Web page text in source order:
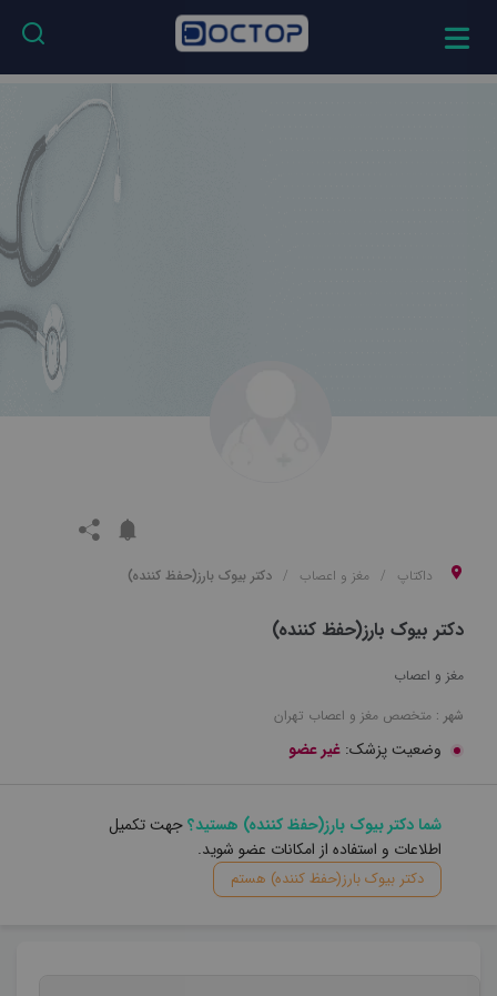
داکتاپ مغز و اعصاب دکتر بیوک بارز(حفظ کننده)
دکتر بیوک بارز(حفظ کننده)
مغز و اعصاب
شهر : متخصص مغز و اعصاب تهران
وضعیت پزشک: غیر عضو
شما دکتر بیوک بارز(حفظ کننده) هستید؟جهت تکمیل
اطلاعات و استفاده از امکانات عضو شوید.
دکتر بیوک بارز(حفظ کننده) هستم